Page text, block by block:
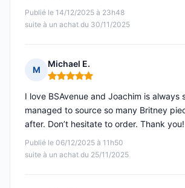
Publié le 14/12/2025 à 23h48
suite à un achat du 30/11/2025
M
Michael E.
Note : 5 sur 5
Publié le 06/12/2025 à 11h50
suite à un achat du 25/11/2025
I love BSAvenue and Joachim is always
managed to source so many Britney
after. Don’t hesitate to order. Thank you!